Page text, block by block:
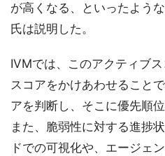
が高くなる、といったよう
氏は説明した。
IVMでは、このアクティブ
スコアをかけあわせること
アを判断し、そこに優先順
また、脆弱性に対する進捗
ドでの可視化や、エージェ